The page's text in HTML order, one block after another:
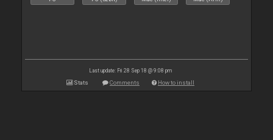
Last update: Fri 28 Sep 18 @ 9:08 pm
Stats Comments How to install